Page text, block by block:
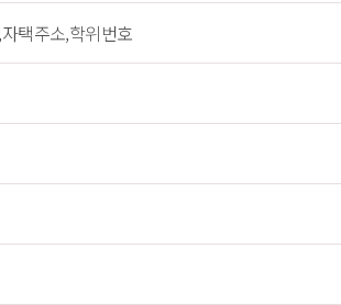
택주소,학위번호